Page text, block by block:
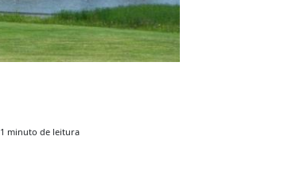
1 minuto de leitura